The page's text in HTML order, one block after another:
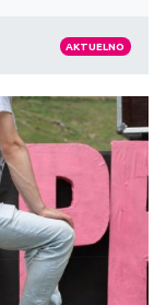
AKTUELNO